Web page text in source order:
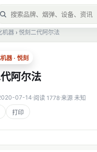
机器 › 悦刻二代阿尔法
器 · 悦刻
阿尔法
07-14 阅读 1778 来源 未知
打印